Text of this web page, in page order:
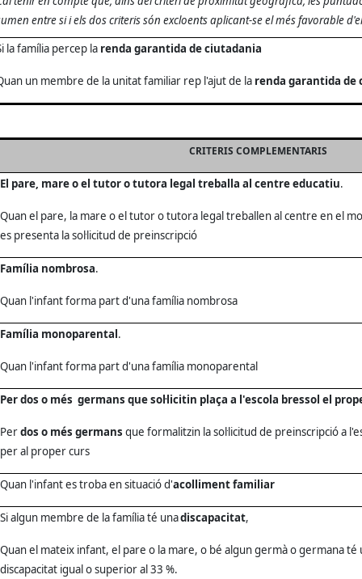
entre si i els dos criteris són excloents aplicant-se el més favorable
la família percep la renda garantida de ciutadania
un membre de la unitat familiar rep l'ajut de la renda garantida de
CRITERIS COMPLEMENTARIS
El pare, mare o el tutor o tutora legal treballa al centre educatiu.
Quan el pare, la mare o el tutor o tutora legal treballen al centre en el
es presenta la sol·licitud de preinscripció
Família nombrosa.
Quan l'infant forma part d'una família nombrosa
Família monoparental.
Quan l'infant forma part d'una família monoparental
Per dos o més germans que sol·licitin plaça a l'escola bressol el
Perdos o més germans que formalitzin la sol·licitud de preinscripció a
per al proper curs
Quan l'infant es troba en situació d'acolliment familiar
Si algun membre de la família té unadiscapacitat,
Quan el mateix infant, el pare o la mare, o bé algun germà o germana té
discapacitat igual o superior al 33 %.